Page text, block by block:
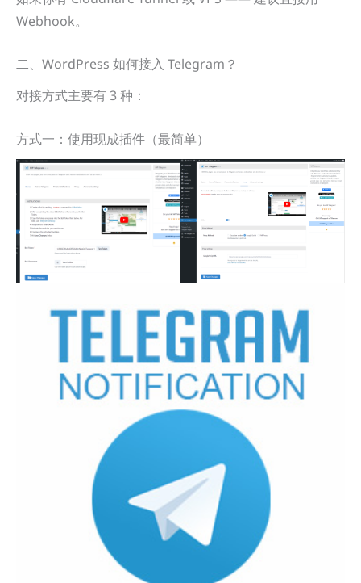
Webhook。
二、WordPress 如何接入 Telegram？
对接方式主要有 3 种：
方式一：使用现成插件（最简单）